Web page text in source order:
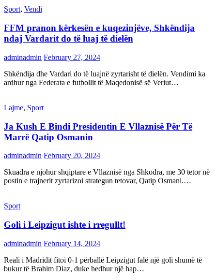
Sport, Vendi
FFM pranon kërkesën e kuqezinjëve, Shkëndija
ndaj Vardarit do të luaj të dielën
adminadmin February 27, 2024
Shkëndija dhe Vardari do të luajnë zyrtarisht të dielën. Vendimi ka
ardhur nga Federata e futbollit të Maqedonisë së Veriut…
Lajme, Sport
Ja Kush E Bindi Presidentin E Vllaznisë Për Të
Marrë Qatip Osmanin
adminadmin February 20, 2024
Skuadra e njohur shqiptare e Vllaznisë nga Shkodra, me 30 tetor në
postin e trajnerit zyrtarizoi strategun tetovar, Qatip Osmani.…
Sport
Goli i Leipzigut ishte i rregullt!
adminadmin February 14, 2024
Reali i Madridit fitoi 0-1 përballë Leipzigut falë një goli shumë të
bukur të Brahim Diaz, duke hedhur një hap…